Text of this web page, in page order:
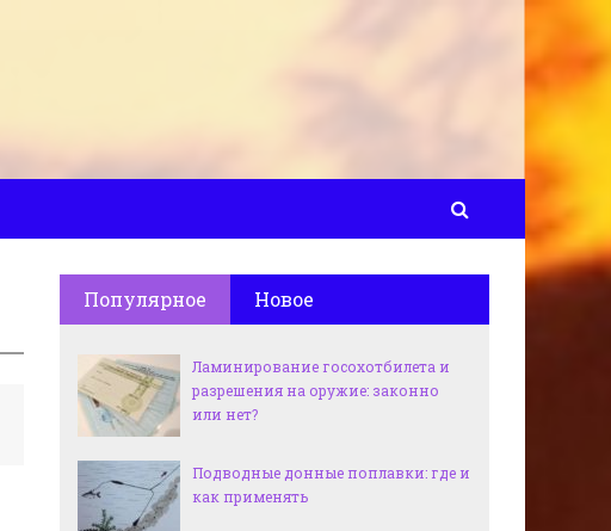
Популярное Новое
Ламинирование госохотбилета и
разрешения на оружие: законно
или нет?
Подводные донные поплавки: где и
как применять